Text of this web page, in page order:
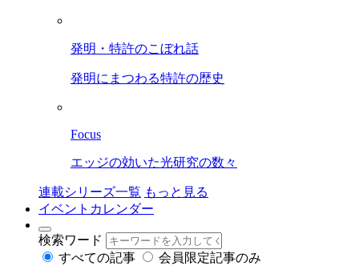
発明・特許のこぼれ話
発明にまつわる特許の歴史
Focus
エッジの効いた光研究の数々
連載シリーズ一覧 もっと見る
イベントカレンダー
検索ワード
すべての記事
会員限定記事のみ